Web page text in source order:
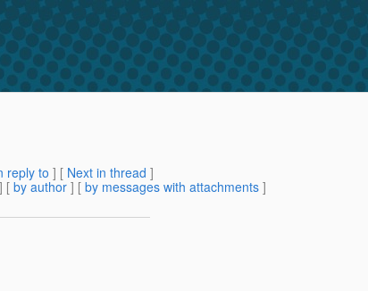
reply to ] [ Next in thread ]
] [ by author ] [ by messages with attachments ]